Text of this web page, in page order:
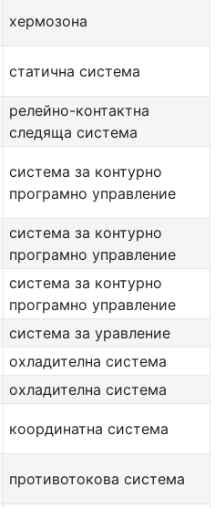
хермозона
статична система
релейно-контактна
следяща система
система за контурно
програмно управление
система за контурно
програмно управление
система за контурно
програмно управление
система за уравление
охладителна система
охладителна система
координатна система
противотокова система